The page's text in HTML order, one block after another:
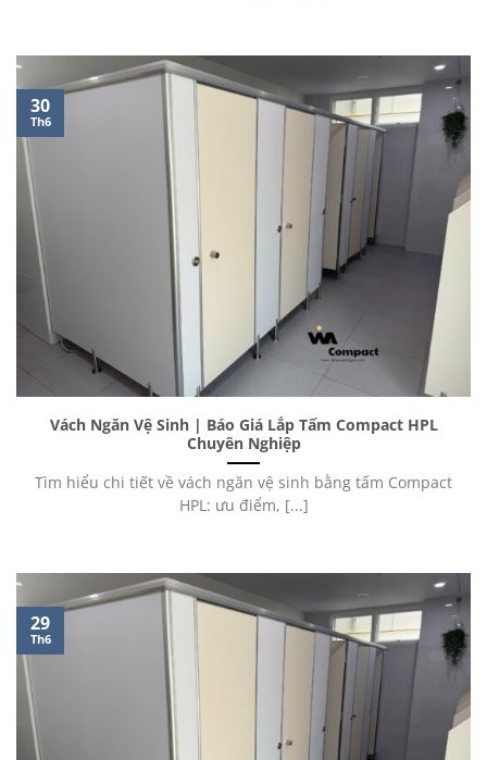
Vách Ngăn Vệ Sinh | Báo Giá Lắp Tấm Compact HPL
Chuyên Nghiệp
Tìm hiểu chi tiết về vách ngăn vệ sinh bằng tấm Compact
HPL: ưu điểm, [...]
30
Th6
29
Th6